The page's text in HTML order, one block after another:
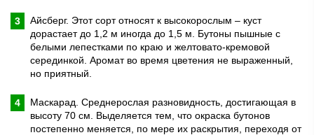
Айсберг. Этот сорт относят к высокорослым – куст
дорастает до 1,2 м иногда до 1,5 м. Бутоны пышные с
белыми лепестками по краю и желтовато-кремовой
серединкой. Аромат во время цветения не выраженный,
но приятный.
Маскарад. Среднерослая разновидность, достигающая в
высоту 70 см. Выделяется тем, что окраска бутонов
постепенно меняется, по мере их раскрытия, переходя от